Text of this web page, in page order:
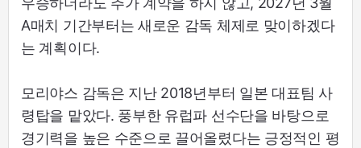
A매치 기간부터는 새로운 감독 체제로 맞이하겠다
는 계획이다.
모리야스 감독은 지난 2018년부터 일본 대표팀 사
령탑을 맡았다. 풍부한 유럽파 선수단을 바탕으로
경기력을 높은 수준으로 끌어올렸다는 긍정적인 평